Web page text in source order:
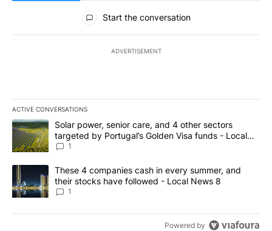
All Comments
Start the conversation
ADVERTISEMENT
ACTIVE CONVERSATIONS
The following is a list of the most commented articles in the last
A trending article titled "Solar power, senior care, and 4 other
Solar power, senior care, and 4 other sectors
targeted by Portugal’s Golden Visa funds - Local
News 8
1
A trending article titled "These 4 companies cash in every
These 4 companies cash in every summer, and
their stocks have followed - Local News 8
1
Powered by